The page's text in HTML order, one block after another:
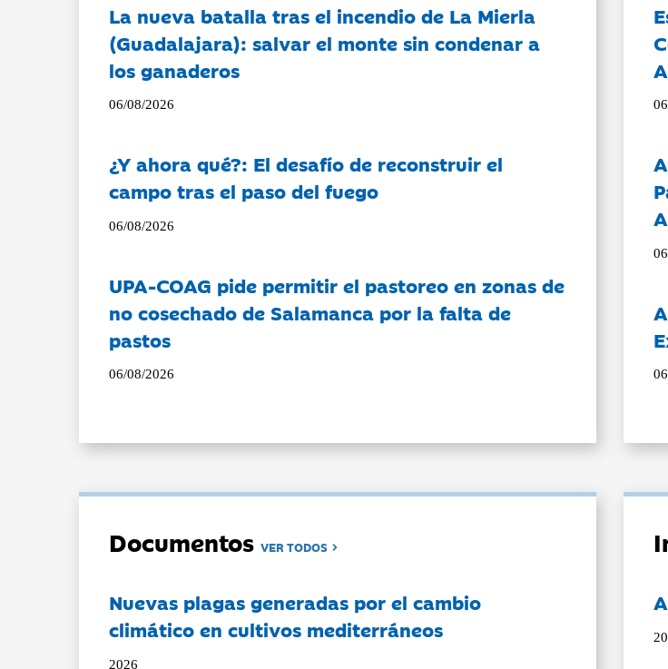
La nueva batalla tras el incendio de La Mierla
(Guadalajara): salvar el monte sin condenar a
los ganaderos
06/08/2026
¿Y ahora qué?: El desafío de reconstruir el
campo tras el paso del fuego
06/08/2026
UPA-COAG pide permitir el pastoreo en zonas de
no cosechado de Salamanca por la falta de
pastos
06/08/2026
DocumentosVER TODOS
Nuevas plagas generadas por el cambio
climático en cultivos mediterráneos
2026